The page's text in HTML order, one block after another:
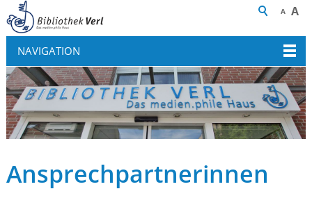
A A
NAVIGATION
Ansprechpartnerinnen